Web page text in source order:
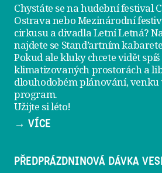
Chystáte se na hudební festival
Ostrava nebo Mezinárodní
cirkusu a divadla Letní Letná?
najdete se Stand’artním
Pokud ale kluky chcete vidět
klimatizovaných prostorách a
dlouhodobém plánování, venku
program.
Užijte si léto!
→ VÍCE
PŘEDPRÁZDNINOVÁ DÁVKA